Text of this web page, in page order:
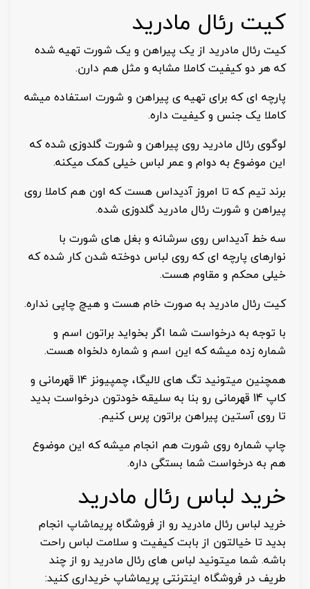
کیت رئال مادرید
کیت رئال مادرید از یک پیراهن و یک شورت تهیه شده
که هر دو کیفیت کاملا مشابه و مثل هم دارن.
پارچه ای که برای تهیه ی پیراهن و شورت استفاده میشه
کاملا یک جنس و کیفیت داره.
لوگوی رئال مادرید روی پیراهن و شورت گلدوزی شده که
این موضوع به دوام و عمر لباس خیلی کمک میکنه.
برند تیم که تا امروز آدیداس هست که اون هم کاملا روی
پیراهن و شورت رئال مادرید گلدوزی شده.
سه خط آدیداس روی سرشانه و بغل های شورت با
نوارهای پارچه ای که روی لباس دوخته شدن کار شده که
خیلی محکم و مقاوم هست.
کیت رئال مادرید به صورت خام هست و هیچ چاپی نداره.
با توجه به درخواست شما اگر بخواید براتون اسم و
شماره زده میشه که این اسم و شماره دلخواه هست.
همچنین میتونید تگ های لالیگا، چمپیونز 14 قهرمانی و
کاپ 14 قهرمانی رو بنا به سلیقه خودتون درخواست بدید
تا روی آستین پیراهن براتون پرس کنیم.
چاپ شماره روی شورت هم انجام میشه که این موضوع
هم به درخواست شما بستگی داره.
خرید لباس رئال مادرید
خرید لباس رئال مادرید رو از فروشگاه پریماشاپ انجام
بدید تا خیالتون از بابت کیفیت و سلامت لباس راحت
باشه. شما میتونید لباس های رئال مادرید رو از چند
طریف در فروشگاه اینترنتی پریماشاپ خریداری کنید: